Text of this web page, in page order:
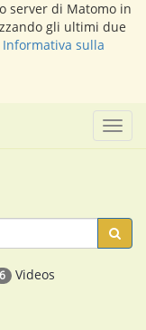
server di Matomo in
gli ultimi due
Informativa sulla
6 Videos